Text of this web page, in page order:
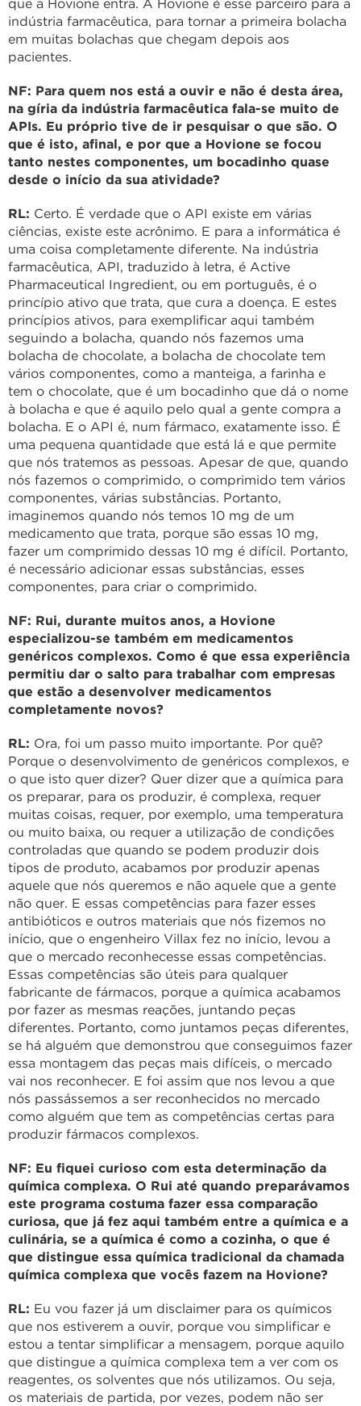
que a Hovione entra. A Hovione é esse parceiro para a
indústria farmacêutica, para tornar a primeira bolacha
em muitas bolachas que chegam depois aos
pacientes.
NF: Para quem nos está a ouvir e não é desta área,
na gíria da indústria farmacêutica fala-se muito de
APIs. Eu próprio tive de ir pesquisar o que são. O
que é isto, afinal, e por que a Hovione se focou
tanto nestes componentes, um bocadinho quase
desde o início da sua atividade?
RL: Certo. É verdade que o API existe em várias
ciências, existe este acrônimo. E para a informática é
uma coisa completamente diferente. Na indústria
farmacêutica, API, traduzido à letra, é Active
Pharmaceutical Ingredient, ou em português, é o
princípio ativo que trata, que cura a doença. E estes
princípios ativos, para exemplificar aqui também
seguindo a bolacha, quando nós fazemos uma
bolacha de chocolate, a bolacha de chocolate tem
vários componentes, como a manteiga, a farinha e
tem o chocolate, que é um bocadinho que dá o nome
à bolacha e que é aquilo pelo qual a gente compra a
bolacha. E o API é, num fármaco, exatamente isso. É
uma pequena quantidade que está lá e que permite
que nós tratemos as pessoas. Apesar de que, quando
nós fazemos o comprimido, o comprimido tem vários
componentes, várias substâncias. Portanto,
imaginemos quando nós temos 10 mg de um
medicamento que trata, porque são essas 10 mg,
fazer um comprimido dessas 10 mg é difícil. Portanto,
é necessário adicionar essas substâncias, esses
componentes, para criar o comprimido.
NF: Rui, durante muitos anos, a Hovione
especializou-se também em medicamentos
genéricos complexos. Como é que essa experiência
permitiu dar o salto para trabalhar com empresas
que estão a desenvolver medicamentos
completamente novos?
RL: Ora, foi um passo muito importante. Por quê?
Porque o desenvolvimento de genéricos complexos, e
o que isto quer dizer? Quer dizer que a química para
os preparar, para os produzir, é complexa, requer
muitas coisas, requer, por exemplo, uma temperatura
ou muito baixa, ou requer a utilização de condições
controladas que quando se podem produzir dois
tipos de produto, acabamos por produzir apenas
aquele que nós queremos e não aquele que a gente
não quer. E essas competências para fazer esses
antibióticos e outros materiais que nós fizemos no
início, que o engenheiro Villax fez no início, levou a
que o mercado reconhecesse essas competências.
Essas competências são úteis para qualquer
fabricante de fármacos, porque a química acabamos
por fazer as mesmas reações, juntando peças
diferentes. Portanto, como juntamos peças diferentes,
se há alguém que demonstrou que conseguimos fazer
essa montagem das peças mais difíceis, o mercado
vai nos reconhecer. E foi assim que nos levou a que
nós passássemos a ser reconhecidos no mercado
como alguém que tem as competências certas para
produzir fármacos complexos.
NF: Eu fiquei curioso com esta determinação da
química complexa. O Rui até quando preparávamos
este programa costuma fazer essa comparação
curiosa, que já fez aqui também entre a química e a
culinária, se a química é como a cozinha, o que é
que distingue essa química tradicional da chamada
química complexa que vocês fazem na Hovione?
RL: Eu vou fazer já um disclaimer para os químicos
que nos estiverem a ouvir, porque vou simplificar e
estou a tentar simplificar a mensagem, porque aquilo
que distingue a química complexa tem a ver com os
reagentes, os solventes que nós utilizamos. Ou seja,
os materiais de partida, por vezes, podem não ser